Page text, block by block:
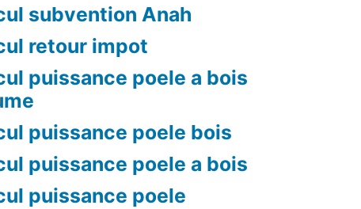
subvention Anah
retour impot
puissance poele a bois
puissance poele bois
puissance poele a bois
puissance poele